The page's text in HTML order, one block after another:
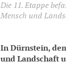
Die 11. Etappe
Mensch und
In Dürnstein,
und Landschaft